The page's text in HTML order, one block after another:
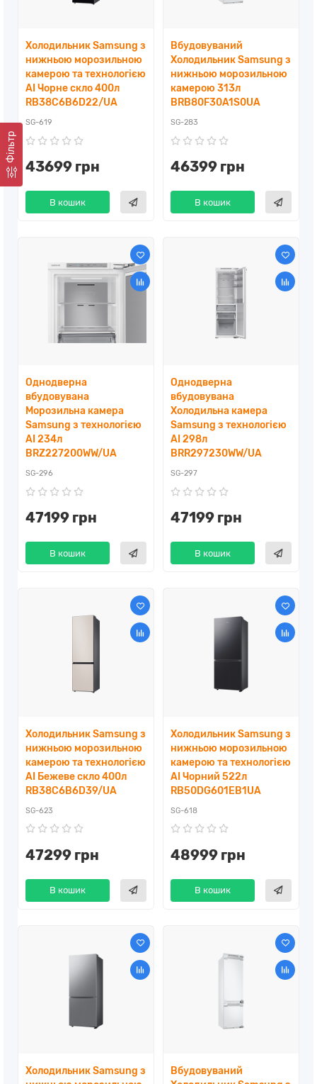
Фільтр
Холодильник Samsung з
нижньою морозильною
камерою та технологією
AI Чорне скло 400л
RB38C6B6D22/UA
SG-619
43699 грн
В кошик
Вбудовуваний
Холодильник Samsung з
нижньою морозильною
камерою 313л
BRB80F30A1S0UA
SG-283
46399 грн
В кошик
Однодверна
вбудовувана
Морозильна камера
Samsung з технологією
AI 234л
BRZ227200WW/UA
SG-296
47199 грн
В кошик
Однодверна
вбудовувана
Холодильна камера
Samsung з технологією
AI 298л
BRR297230WW/UA
SG-297
47199 грн
В кошик
Холодильник Samsung з
нижньою морозильною
камерою та технологією
AI Бежеве скло 400л
RB38C6B6D39/UA
SG-623
47299 грн
В кошик
Холодильник Samsung з
нижньою морозильною
камерою та технологією
AI Чорний 522л
RB50DG601EB1UA
SG-618
48999 грн
В кошик
Холодильник Samsung з
Вбудовуваний